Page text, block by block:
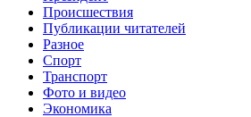
Происшествия
Публикации читателей
Разное
Спорт
Транспорт
Фото и видео
Экономика